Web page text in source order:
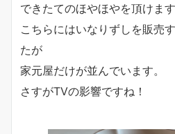
できたてのほやほやを頂けます
こちらにはいなりずしを販売
たが
家元屋だけが並んでいます。
さすがTVの影響ですね！